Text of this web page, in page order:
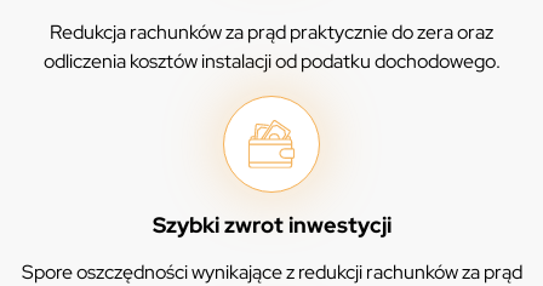
Redukcja rachunków za prąd praktycznie do zera oraz
odliczenia kosztów instalacji od podatku dochodowego.
Szybki zwrot inwestycji
Spore oszczędności wynikające z redukcji rachunków za prąd